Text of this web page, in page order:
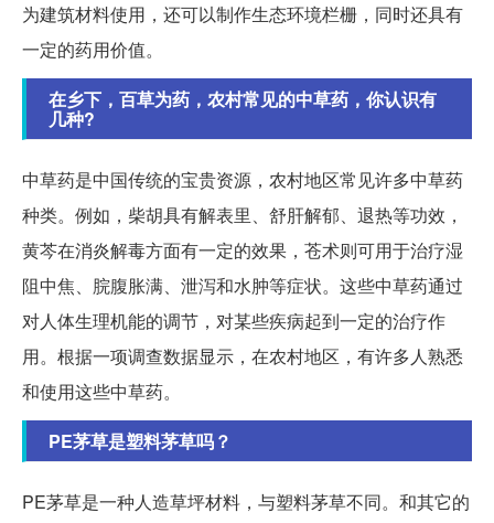
为建筑材料使用，还可以制作生态环境栏栅，同时还具有
一定的药用价值。
在乡下，百草为药，农村常见的中草药，你认识有
几种?
中草药是中国传统的宝贵资源，农村地区常见许多中草药
种类。例如，柴胡具有解表里、舒肝解郁、退热等功效，
黄芩在消炎解毒方面有一定的效果，苍术则可用于治疗湿
阻中焦、脘腹胀满、泄泻和水肿等症状。这些中草药通过
对人体生理机能的调节，对某些疾病起到一定的治疗作
用。根据一项调查数据显示，在农村地区，有许多人熟悉
和使用这些中草药。
PE茅草是塑料茅草吗？
PE茅草是一种人造草坪材料，与塑料茅草不同。和其它的